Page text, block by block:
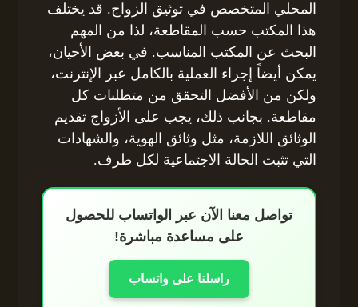
المحلي المتخصص في توثيق الزواج. قد يختلف
هذا المكتب حسب المقاطعة، لذا من المهم
البحث عن المكتب المناسب. في بعض الأحيان،
يمكن أيضاً إجراء العملية بالكامل عبر الإنترنت،
ولكن من الأفضل التحقق من متطلبات كل
مقاطعة. بجانب ذلك، يجب على الأزواج تقديم
الوثائق اللازمة، مثل وثائق الهوية، والشهادات
التي تثبت الحالة الاجتماعية لكل طرف.
تواصل معنا الآن عبر الواتساب للحصول
على مساعدة مباشرة!
راسلنا على واتساب